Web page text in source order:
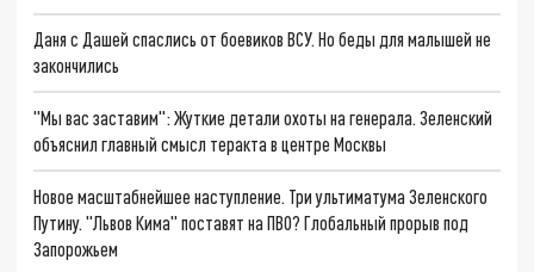
Даня с Дашей спаслись от боевиков ВСУ. Но беды для малышей не
закончились
"Мы вас заставим": Жуткие детали охоты на генерала. Зеленский
объяснил главный смысл теракта в центре Москвы
Новое масштабнейшее наступление. Три ультиматума Зеленского
Путину. "Львов Кима" поставят на ПВО? Глобальный прорыв под
Запорожьем